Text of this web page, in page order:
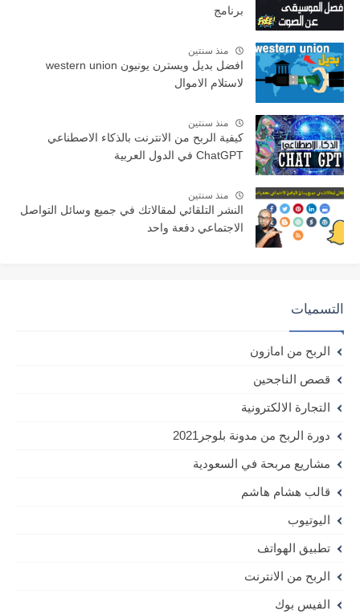
برنامج
منذ سنتين
افضل بديل ويسترن يونيون western union
لاستلام الاموال
منذ سنتين
كيفية الربح من الانترنت بالذكاء الاصطناعي
ChatGPT في الدول العربية
منذ سنتين
النشر التلقائي لمقالاتك في جميع وسائل التواصل
الاجتماعي دفعة واحد
التسميات
الربح من امازون
قصص الناجحين
التجارة الالكترونية
دورة الربح من مدونة بلوجر2021
مشاريع مربحة في السعودية
قالب هشام هاشم
اليوتيوب
تطبيق الهواتف
الربح من الانترنت
الفيس بوك